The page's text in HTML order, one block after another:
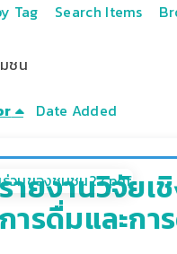
Tag Search Items
ชน
Date Added
รายงานวิจัย
การดื่มและก